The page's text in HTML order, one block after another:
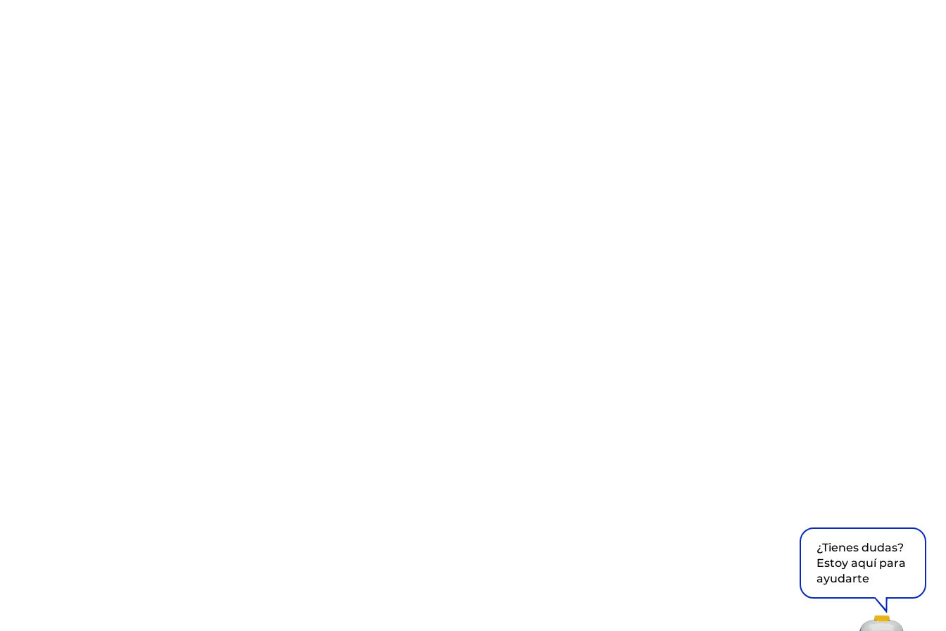
¿Tienes dudas?
Estoy aquí para
ayudarte